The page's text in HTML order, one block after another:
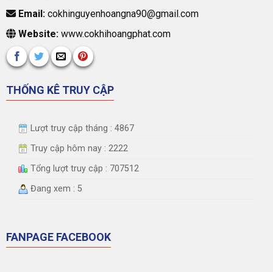
Email:cokhinguyenhoangna90@gmail.com
Website:www.cokhihoangphat.com
THỐNG KÊ TRUY CẬP
Lượt truy cập tháng : 4867
Truy cập hôm nay : 2222
Tổng lượt truy cập : 707512
Đang xem : 5
FANPAGE FACEBOOK